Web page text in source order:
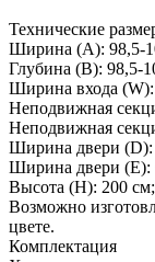
Технические
Ширина (A): 98,5-
Глубина (B): 98,5-
Ширина входа (W):
Неподвижная
Неподвижная
Ширина двери (D):
Ширина двери (E):
Высота (H): 200 см;
Возможно
цвете.
Комплектация